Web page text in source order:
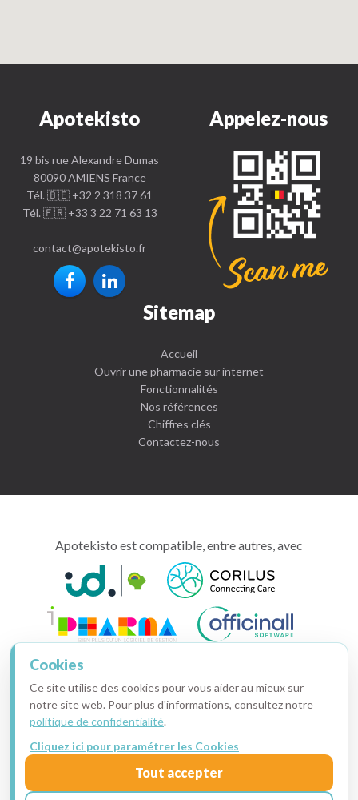
Apotekisto
19 bis rue Alexandre Dumas
80090 AMIENS France
Tél. 🇧🇪 +32 2 318 37 61
Tél. 🇫🇷 +33 3 22 71 63 13
contact@apotekisto.fr
Appelez-nous
Sitemap
Accueil
Ouvrir une pharmacie sur internet
Fonctionnalités
Nos références
Chiffres clés
Contactez-nous
Apotekisto est compatible, entre autres, avec
Copyright © 2015-2026 · Apotekisto, pharmacie en ligne
Mentions légales·Données personnelles
Cookies
Ce site utilise des cookies pour vous aider au mieux sur
notre site web. Pour plus d'informations, consultez notre
politique de confidentialité.
Cliquez ici pour paramétrer les Cookies
Tout accepter